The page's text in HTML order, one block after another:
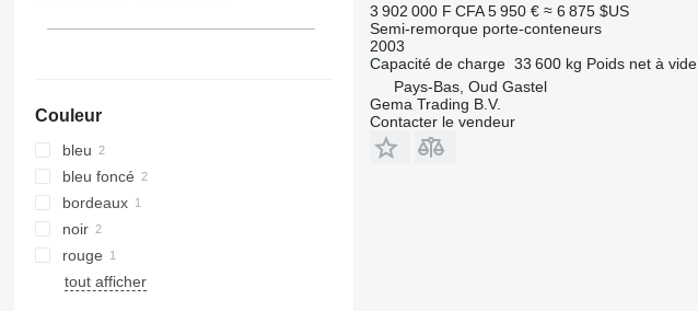
Couleur
bleu
bleu foncé
bordeaux
noir
rouge
tout afficher
3 902 000 F CFA 5 950 € ≈ 6 875 $US
Semi-remorque porte-conteneurs
2003
Capacité de charge 33 600 kg Poids net à vide
Pays-Bas, Oud Gastel
Gema Trading B.V.
Contacter le vendeur